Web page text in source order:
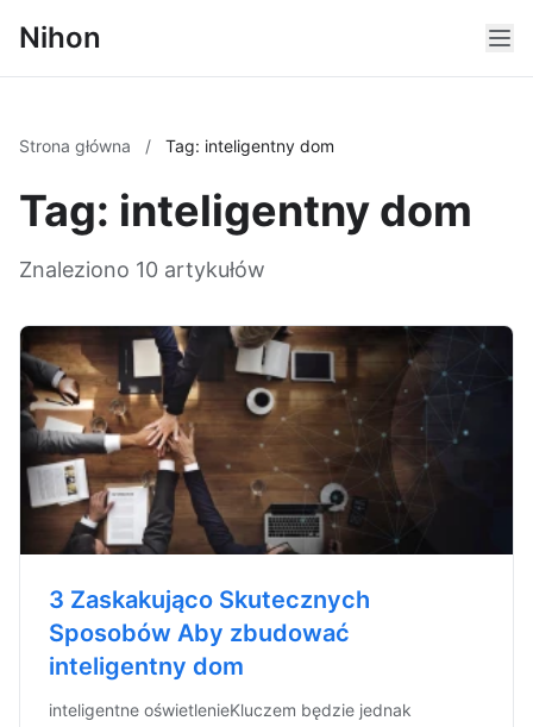
Nihon
Strona główna / Tag: inteligentny dom
Tag: inteligentny dom
Znaleziono 10 artykułów
3 Zaskakująco Skutecznych
Sposobów Aby zbudować
inteligentny dom
inteligentne oświetlenieKluczem będzie jednak